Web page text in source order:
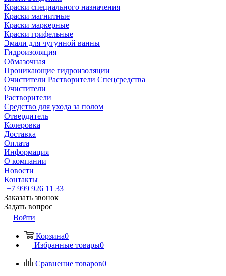
Краски специального назначения
Краски магнитные
Краски маркерные
Краски грифельные
Эмали для чугунной ванны
Гидроизоляция
Обмазочная
Проникающие гидроизоляции
Очистители Растворители Спецсредства
Очистители
Растворители
Средство для ухода за полом
Отвердитель
Колеровка
Доставка
Оплата
Информация
О компании
Новости
Контакты
+7 999 926 11 33
Заказать звонок
Задать вопрос
Войти
Корзина0
Избранные товары0
Сравнение товаров0